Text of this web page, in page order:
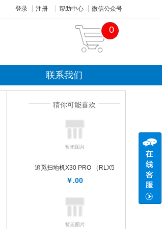
登录 注册 帮助中心 微信公众号
0
联系我们
猜你可能喜欢
追觅扫地机X30 PRO （RLX5
￥.00